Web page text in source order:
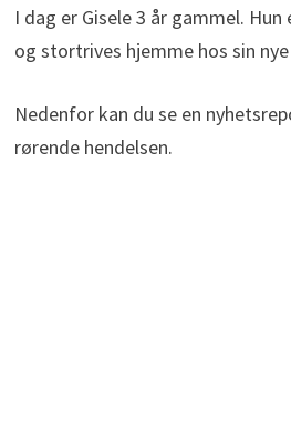
I dag er Gisele 3 år gammel.
og stortrives hjemme hos sin
Nedenfor kan du se en
rørende hendelsen.